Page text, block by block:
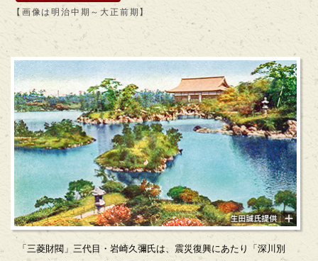
【画像は明治中期～大正前期】
「三菱財閥」三代目・岩崎久彌氏は、震災復興にあたり「深川別